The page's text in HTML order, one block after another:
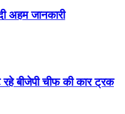
अहम जानकारी
रहे बीजेपी चीफ की कार ट्रक